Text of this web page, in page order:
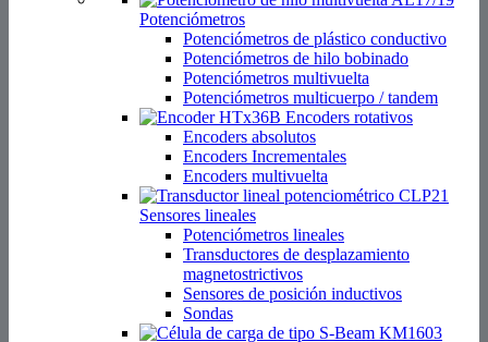
Potenciómetros
Potenciómetros de plástico conductivo
Potenciómetros de hilo bobinado
Potenciómetros multivuelta
Potenciómetros multicuerpo / tandem
Encoders rotativos
Encoders absolutos
Encoders Incrementales
Encoders multivuelta
Sensores lineales
Potenciómetros lineales
Transductores de desplazamiento
magnetostrictivos
Sensores de posición inductivos
Sondas